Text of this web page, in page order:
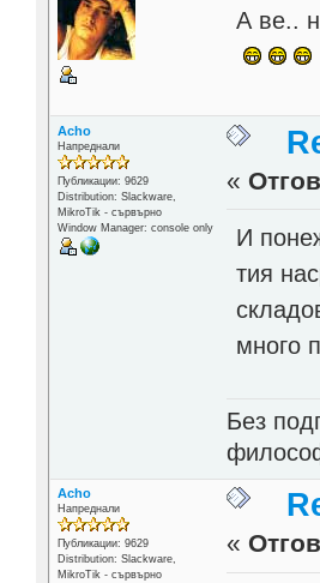
А ве..
Acho
Напреднали
Публикации: 9629
Distribution: Slackware,
MikroTik - сървърно
Window Manager: console only
«
И
тия
много
Без
Acho
Напреднали
Публикации: 9629
Distribution: Slackware,
MikroTik - сървърно
«